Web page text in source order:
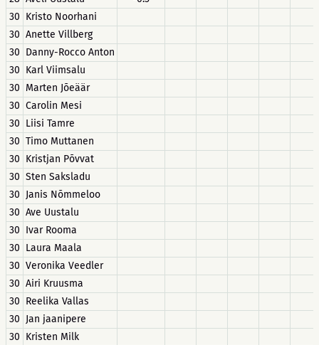
30 Kristo Noorhani
30 Anette Villberg
30 Danny-Rocco Anton
30 Karl Viimsalu
30 Marten Jõeäär
30 Carolin Mesi
30 Liisi Tamre
30 Timo Muttanen
30 Kristjan Põvvat
30 Sten Saksladu
30 Janis Nõmmeloo
30 Ave Uustalu
30 Ivar Rooma
30 Laura Maala
30 Veronika Veedler
30 Airi Kruusma
30 Reelika Vallas
30 Jan jaanipere
30 Kristen Milk